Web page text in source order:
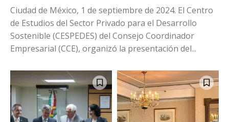
Ciudad de México, 1 de septiembre de 2024. El Centro
de Estudios del Sector Privado para el Desarrollo
Sostenible (CESPEDES) del Consejo Coordinador
Empresarial (CCE), organizó la presentación del...